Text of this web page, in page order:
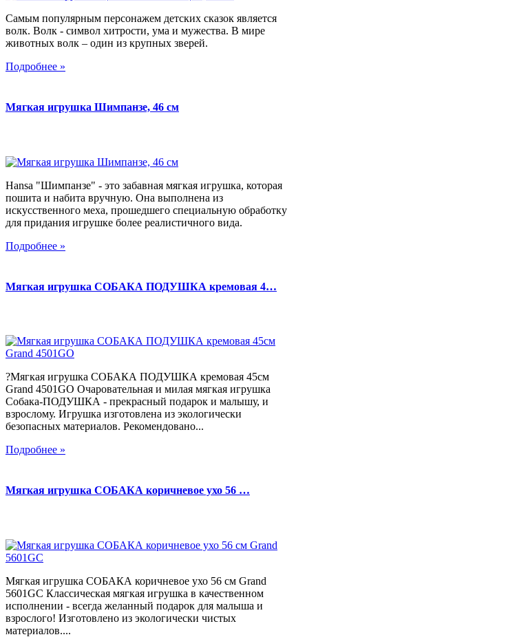
Самым популярным персонажем детских сказок является
волк. Волк - символ хитрости, ума и мужества. В мире
животных волк – один из крупных зверей.
Подробнее »
Мягкая игрушка Шимпанзе, 46 см
Hansa "Шимпанзе" - это забавная мягкая игрушка, которая
пошита и набита вручную. Она выполнена из
искусственного меха, прошедшего специальную обработку
для придания игрушке более реалистичного вида.
Подробнее »
Мягкая игрушка СОБАКА ПОДУШКА кремовая 4…
?Мягкая игрушка СОБАКА ПОДУШКА кремовая 45см
Grand 4501GO Очаровательная и милая мягкая игрушка
Собака-ПОДУШКА - прекрасный подарок и малышу, и
взрослому. Игрушка изготовлена из экологически
безопасных материалов. Рекомендовано...
Подробнее »
Мягкая игрушка СОБАКА коричневое ухо 56 …
Мягкая игрушка СОБАКА коричневое ухо 56 см Grand
5601GC Классическая мягкая игрушка в качественном
исполнении - всегда желанный подарок для малыша и
взрослого! Изготовлено из экологически чистых
материалов....